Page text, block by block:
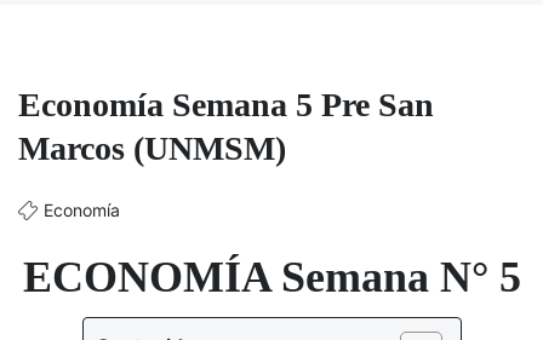
Economía Semana 5 Pre San
Marcos (UNMSM)
Economía
ECONOMÍA Semana N° 5